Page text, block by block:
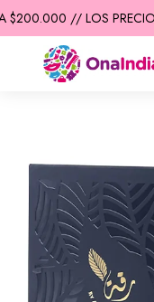
// LOS